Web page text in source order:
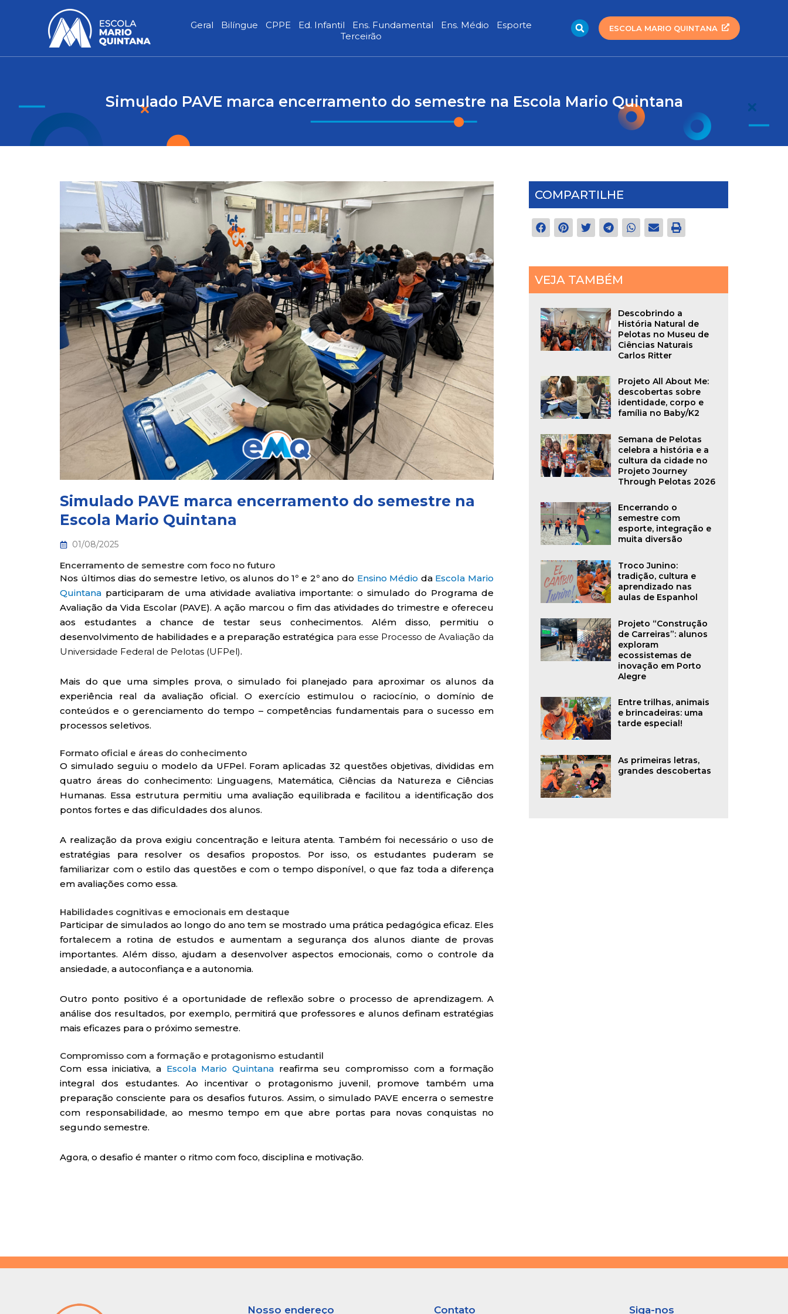
Geral Bilíngue CPPE Ed. Infantil Ens. Fundamental Ens. Médio
Esporte
Terceirão
SearchESCOLA MARIO QUINTANA
Simulado PAVE marca encerramento do semestre na Escola Mario Quintana
Simulado PAVE marca encerramento do semestre na
Escola Mario Quintana
01/08/2025
Encerramento de semestre com foco no futuro
Nos últimos dias do semestre letivo, os alunos do 1º e 2º ano do Ensino Médio da Escola Mario
Quintana participaram de uma atividade avaliativa importante: o simulado do Programa de
Avaliação da Vida Escolar (PAVE). A ação marcou o fim das atividades do trimestre e ofereceu
aos estudantes a chance de testar seus conhecimentos. Além disso, permitiu o
desenvolvimento de habilidades e a preparação estratégica para esse Processo de Avaliação da
Universidade Federal de Pelotas (UFPel).
Mais do que uma simples prova, o simulado foi planejado para aproximar os alunos da
experiência real da avaliação oficial. O exercício estimulou o raciocínio, o domínio de
conteúdos e o gerenciamento do tempo – competências fundamentais para o sucesso em
processos seletivos.
Formato oficial e áreas do conhecimento
O simulado seguiu o modelo da UFPel. Foram aplicadas 32 questões objetivas, divididas em
quatro áreas do conhecimento: Linguagens, Matemática, Ciências da Natureza e Ciências
Humanas. Essa estrutura permitiu uma avaliação equilibrada e facilitou a identificação dos
pontos fortes e das dificuldades dos alunos.
A realização da prova exigiu concentração e leitura atenta. Também foi necessário o uso de
estratégias para resolver os desafios propostos. Por isso, os estudantes puderam se
familiarizar com o estilo das questões e com o tempo disponível, o que faz toda a diferença
em avaliações como essa.
Habilidades cognitivas e emocionais em destaque
Participar de simulados ao longo do ano tem se mostrado uma prática pedagógica eficaz. Eles
fortalecem a rotina de estudos e aumentam a segurança dos alunos diante de provas
importantes. Além disso, ajudam a desenvolver aspectos emocionais, como o controle da
ansiedade, a autoconfiança e a autonomia.
Outro ponto positivo é a oportunidade de reflexão sobre o processo de aprendizagem. A
análise dos resultados, por exemplo, permitirá que professores e alunos definam estratégias
mais eficazes para o próximo semestre.
Compromisso com a formação e protagonismo estudantil
Com essa iniciativa, a Escola Mario Quintana reafirma seu compromisso com a formação
integral dos estudantes. Ao incentivar o protagonismo juvenil, promove também uma
preparação consciente para os desafios futuros. Assim, o simulado PAVE encerra o semestre
com responsabilidade, ao mesmo tempo em que abre portas para novas conquistas no
segundo semestre.
Agora, o desafio é manter o ritmo com foco, disciplina e motivação.
COMPARTILHE
VEJA TAMBÉM
Descobrindo a
História Natural de
Pelotas no Museu de
Ciências Naturais
Carlos Ritter
Projeto All About Me:
descobertas sobre
identidade, corpo e
família no Baby/K2
Semana de Pelotas
celebra a história e a
cultura da cidade no
Projeto Journey
Through Pelotas 2026
Encerrando o
semestre com
esporte, integração e
muita diversão
Troco Junino:
tradição, cultura e
aprendizado nas
aulas de Espanhol
Projeto “Construção
de Carreiras”: alunos
exploram
ecossistemas de
inovação em Porto
Alegre
Entre trilhas, animais
e brincadeiras: uma
tarde especial!
As primeiras letras,
grandes descobertas
Nosso endereço Contato Siga-nos